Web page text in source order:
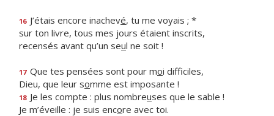
16 J’étais encore inachevé, tu me voyais ; *
sur ton livre, tous mes jours étaient inscrits,
recensés avant qu’un seul ne soit !
17 Que tes pensées sont pour moi difficiles,
Dieu, que leur somme est imposante !
18 Je les compte : plus nombreuses que le sable !
Je m’éveille : je suis encore avec toi.